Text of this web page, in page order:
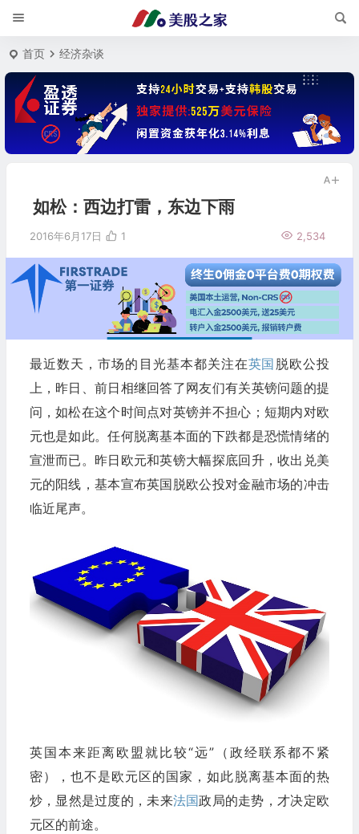
首页 经济杂谈
如松：西边打雷，东边下雨
2016年6月17日 2,534
1
最近数天，市场的目光基本都关注在英国 脱欧公投
上，昨日、前日相继回答了网友们有关英镑问题的提
问，如松在这个时间点对英镑并不担心；短期内对欧
元也是如此。任何脱离基本面的下跌都是恐慌情绪的
宣泄而已。昨日欧元和英镑大幅探底回升，收出兑美
元的阳线，基本宣布英国脱欧公投对金融市场的冲击
临近尾声。
英国本来距离欧盟就比较“远”（政经联系都不紧
密），也不是欧元区的国家，如此脱离基本面的热
炒，显然是过度的，未来法国政局的走势，才决定欧
元区的前途。